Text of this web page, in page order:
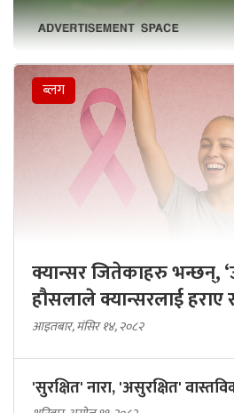
ब्लग
क्यान्सर जितेकाहरु भन्छन्,
हौसलाले क्यान्सरलाई हराए
आइतबार, मंसिर १४, २०८२
'सुरक्षित' नारा, 'असुरक्षित'